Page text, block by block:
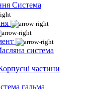
Система
система
частини
гальма